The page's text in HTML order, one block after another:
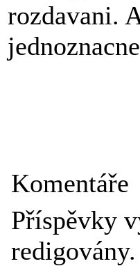
rozdavani.
Komentáře
Příspěvky
redigovány.